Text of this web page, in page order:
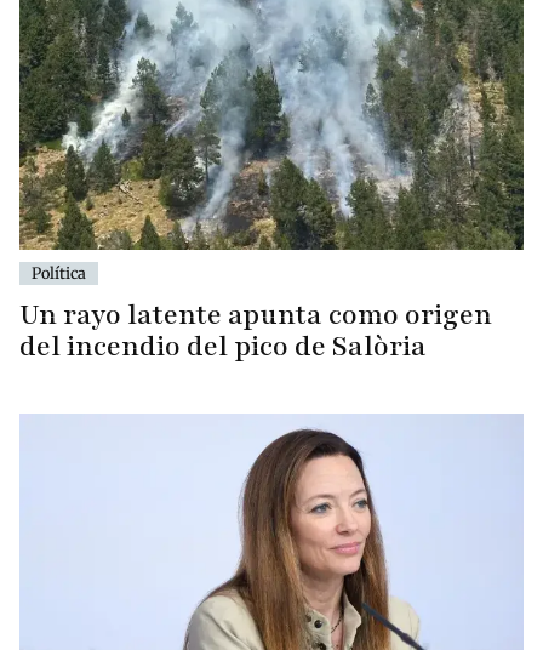
Política
Un rayo latente apunta como origen
del incendio del pico de Salòria